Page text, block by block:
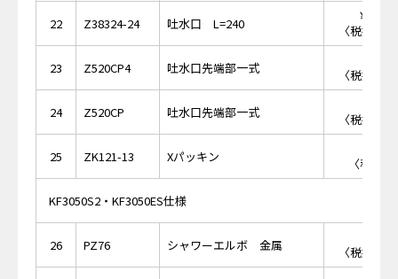
22 Z38324-24 吐水口 L=240
￥
〈税抜価
23 Z520CP4 吐水口先端部一式
〈税抜価
24 Z520CP 吐水口先端部一式
〈税抜価
25 ZK121-13 Xパッキン
〈税抜
KF3050S2・KF3050ES仕様
26 PZ76 シャワーエルボ 金属
〈税抜価